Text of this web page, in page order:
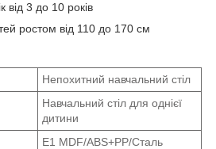
від 3 до 10 років
ростом від 110 до 170 см
Непохитний навчальний стіл
Навчальний стіл для однієї
дитини
E1 MDF/ABS+PP/Сталь